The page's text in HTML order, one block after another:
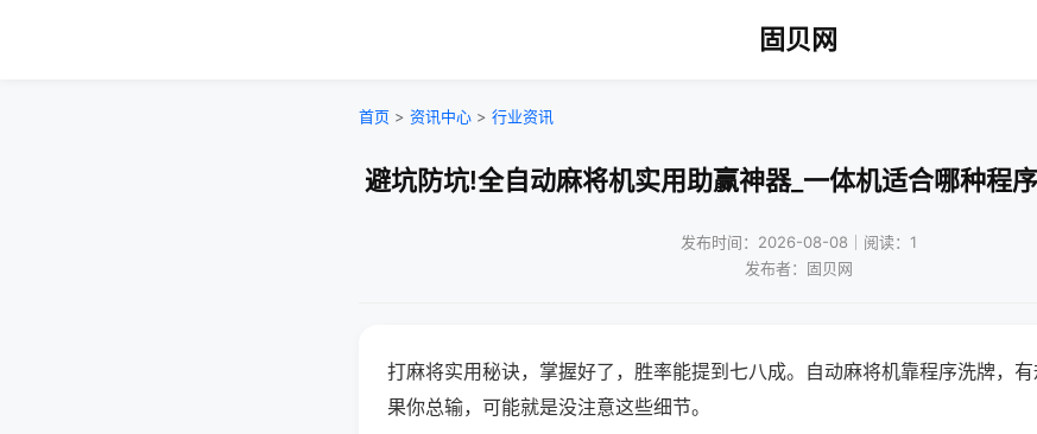
固贝网
首页 > 资讯中心 > 行业资讯
避坑防坑!全自动麻将机实用助赢神器_一体机适合哪种程
发布时间：2026-08-08｜阅读：1
发布者：固贝网
打麻将实用秘诀，掌握好了，胜率能提到七八成。自动麻将机靠程序洗牌，
果你总输，可能就是没注意这些细节。